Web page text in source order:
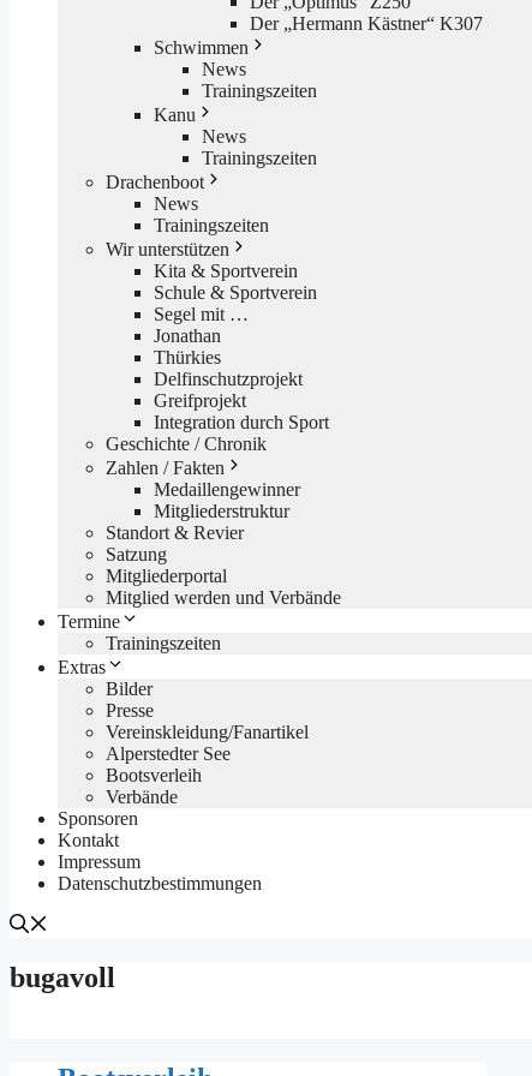
Der „Hermann Kästner“ K307
Schwimmen
News
Trainingszeiten
Kanu
News
Trainingszeiten
Drachenboot
News
Trainingszeiten
Wir unterstützen
Kita & Sportverein
Schule & Sportverein
Segel mit …
Jonathan
Thürkies
Delfinschutzprojekt
Greifprojekt
Integration durch Sport
Geschichte / Chronik
Zahlen / Fakten
Medaillengewinner
Mitgliederstruktur
Standort & Revier
Satzung
Mitgliederportal
Mitglied werden und Verbände
Termine
Trainingszeiten
Extras
Bilder
Presse
Vereinskleidung/Fanartikel
Alperstedter See
Bootsverleih
Verbände
Sponsoren
Kontakt
Impressum
Datenschutzbestimmungen
bugavoll